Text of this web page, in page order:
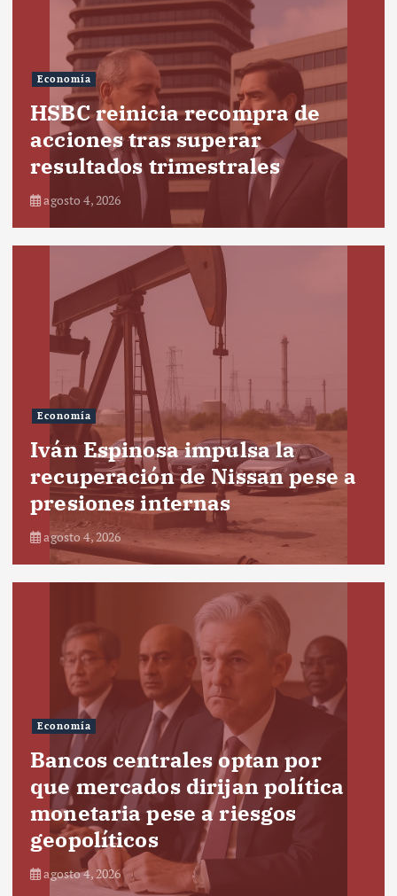
Economía
HSBC reinicia recompra de
acciones tras superar
resultados trimestrales
agosto 4, 2026
Economía
Iván Espinosa impulsa la
recuperación de Nissan pese a
presiones internas
agosto 4, 2026
Economía
Bancos centrales optan por
que mercados dirijan política
monetaria pese a riesgos
geopolíticos
agosto 4, 2026